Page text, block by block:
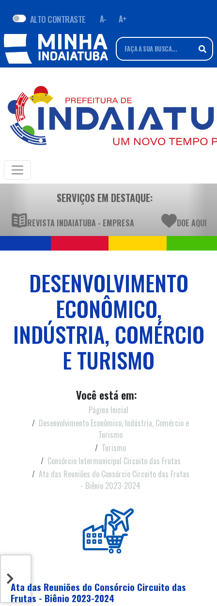
ALTO CONTRASTE A- A+
SERVIÇOS EM DESTAQUE:
REVISTA INDAIATUBA - EMPRESA DOE AQUI
DESENVOLVIMENTO
ECONÔMICO,
INDÚSTRIA, COMÉRCIO
E TURISMO
Você está em:
Página Inicial
Desenvolvimento Econômico, Indústria, Comércio e
Turismo
Turismo
Consórcio Intermunicipal Circuito das Frutas
Ata das Reuniões do Consórcio Circuito das Frutas
- Biênio 2023-2024
Ata das Reuniões do Consórcio Circuito das
Frutas - Biênio 2023-2024